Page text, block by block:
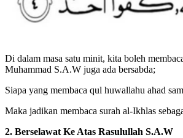
Di dalam masa satu minit, kita boleh
Muhammad S.A.W juga ada bersabda;
Siapa yang membaca qul huwallahu ahad
Maka jadikan membaca surah al-Ikhlas
2. Berselawat Ke Atas Rasulullah S.A.W